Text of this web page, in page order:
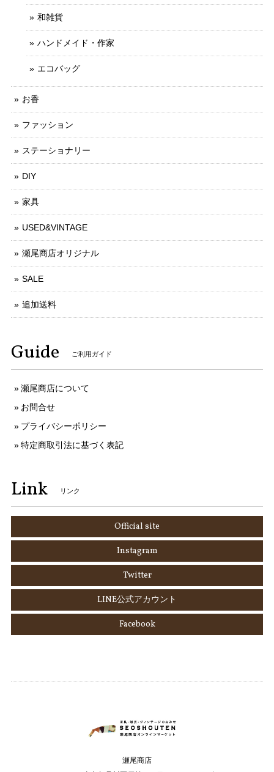
和雑貨
ハンドメイド・作家
エコバッグ
お香
ファッション
ステーショナリー
DIY
家具
USED&VINTAGE
瀬尾商店オリジナル
SALE
追加送料
Guide ご利用ガイド
瀬尾商店について
お問合せ
プライバシーポリシー
特定商取引法に基づく表記
Link リンク
Official site
Instagram
Twitter
LINE公式アカウント
Facebook
瀬尾商店